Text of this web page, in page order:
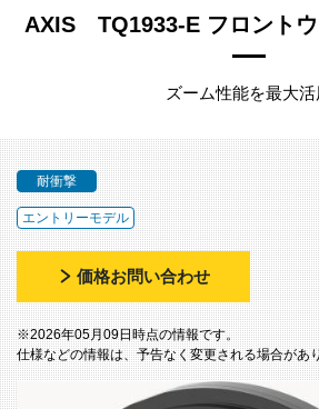
AXIS TQ1933-E フロントウ
ズーム性能を最大活
耐衝撃
エントリーモデル
価格お問い合わせ
※2026年05月09日時点の情報です。
仕様などの情報は、予告なく変更される場合があ